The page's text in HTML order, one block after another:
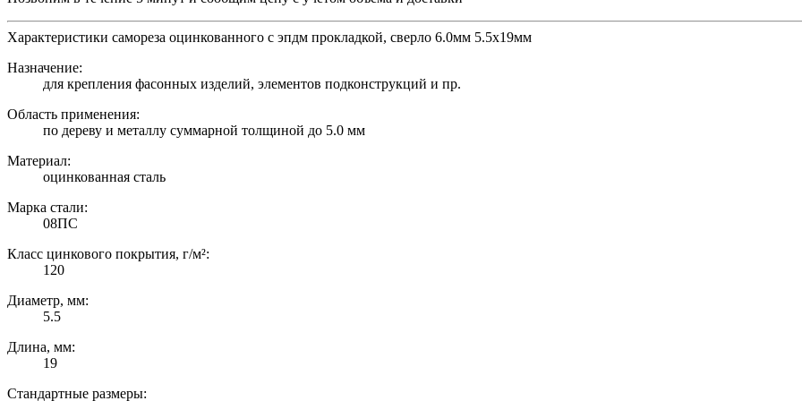
Характеристики самореза оцинкованного с эпдм прокладкой, сверло 6.0мм 5.5х19мм
Назначение:
для крепления фасонных изделий, элементов подконструкций и пр.
Область применения:
по дереву и металлу суммарной толщиной до 5.0 мм
Материал:
оцинкованная сталь
Марка стали:
08ПС
Класс цинкового покрытия, г/м²:
120
Диаметр, мм:
5.5
Длина, мм:
19
Стандартные размеры: